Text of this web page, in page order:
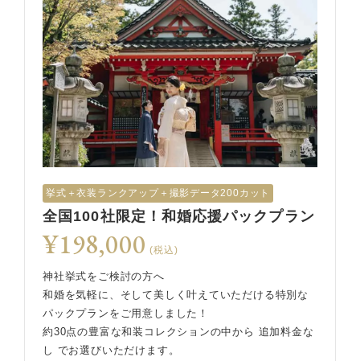
挙式︎＋衣装ランクアップ＋撮影データ200カット
全国100社限定！和婚応援パックプラン
¥198,000 (税込)
神社挙式をご検討の方へ
和婚を気軽に、そして美しく叶えていただける特別な
パックプランをご用意しました！
約30点の豊富な和装コレクションの中から 追加料金な
し でお選びいただけます。